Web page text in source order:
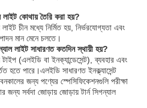
লাইট কোথায় তৈরি করা হয়?
চীন মধ্যে নির্মিত হয়, নির্ভরযোগ্যতা এবং
মান মেনে চলতে।
লাইট সাধারণত কতদিন স্থায়ী হয়?
টাইপ (এলইডি বা ইনক্যান্ডেসেন্ট), ব্যবহার এবং
হতে পারে।এলইডি সাধারণত ইনক্ল্যাসেন্ট
জন্য পণ্যের স্পেসিফিকেশনগুলি পরীক্ষা
জন্য সর্বদা জোড়ায় জোড়ায় টার্ন সিগন্যাল